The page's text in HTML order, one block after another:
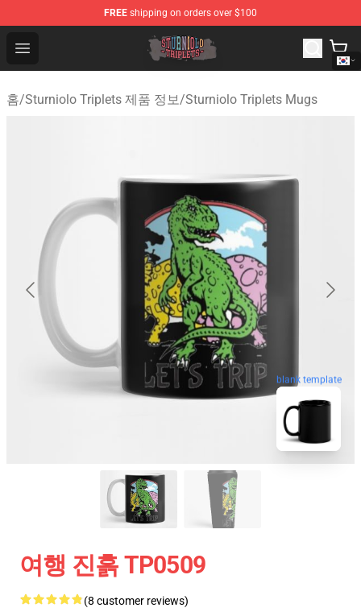
FREE shipping on orders over $100
Open menu
Sturniolo Triplets Shop - Official Sturniolo Triplets
홈/Sturniolo Triplets 제품 정보/Sturniolo Triplets Mugs
blank template
여행 진흙 TP0509
(8 customer reviews)